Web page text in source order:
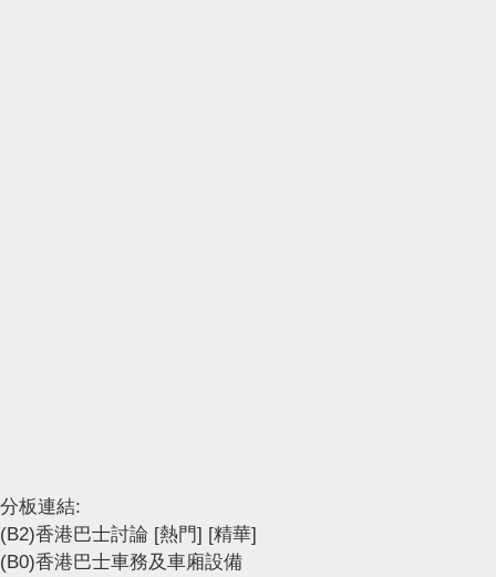
分板連結:
(B2)香港巴士討論 [熱門] [精華]
(B0)香港巴士車務及車廂設備